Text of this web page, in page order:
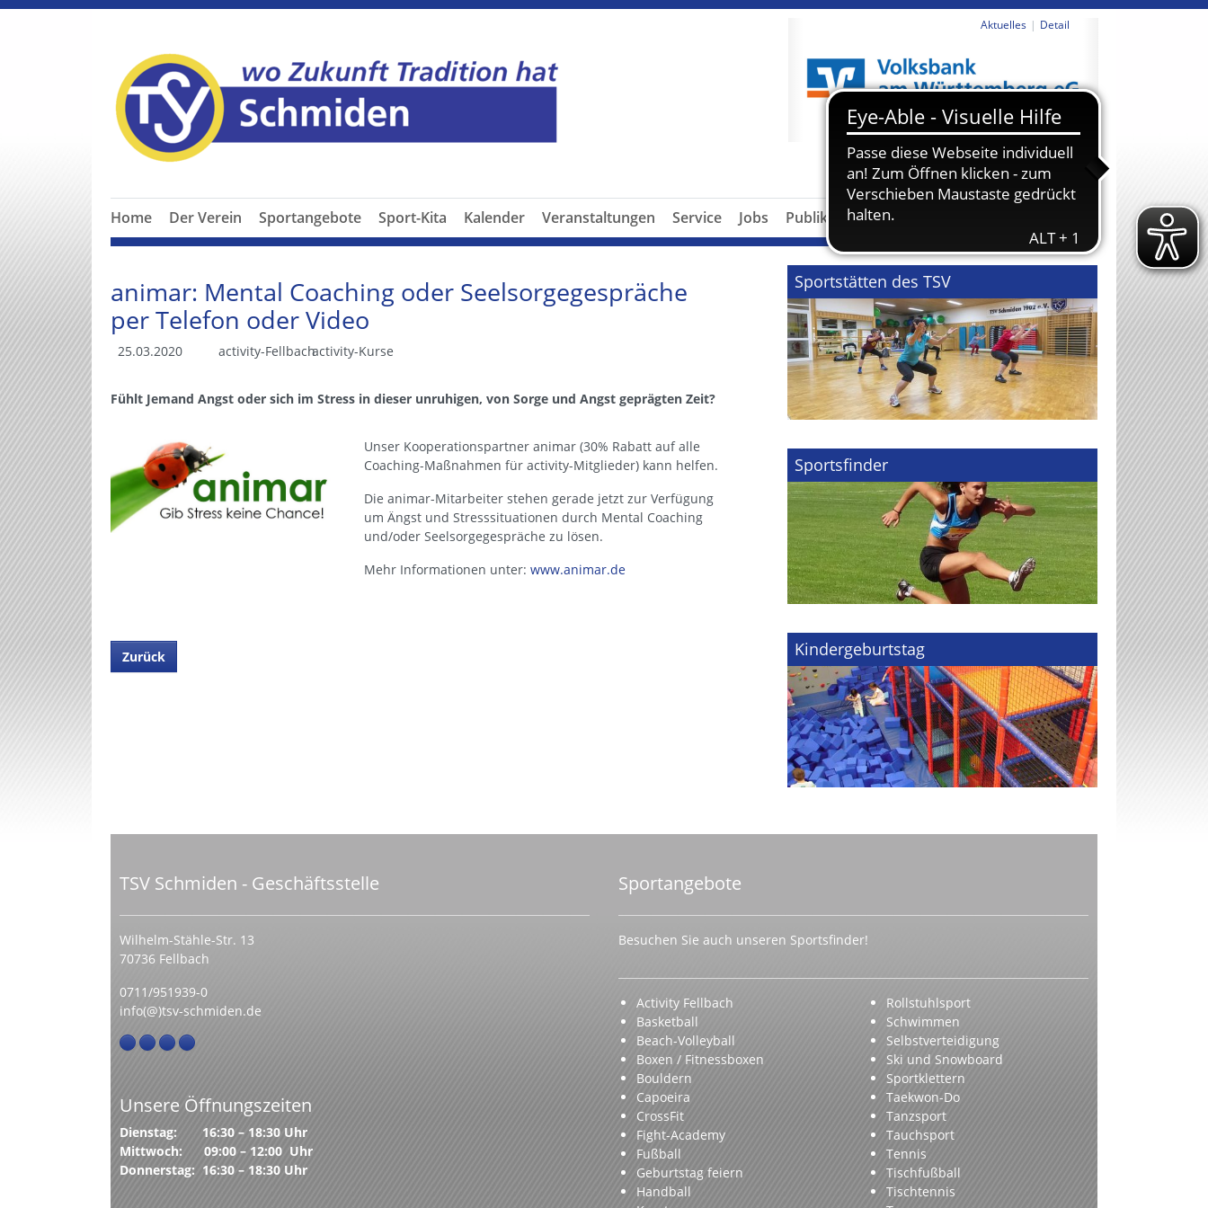
Aktuelles Detail
Previous Next
Home Der Verein Sportangebote Sport-Kita Kalender Veranstaltungen Service Jobs Publikationen
animar: Mental Coaching oder Seelsorgegespräche
per Telefon oder Video
25.03.2020 activity-Fellbachactivity-Kurse
Fühlt Jemand Angst oder sich im Stress in dieser unruhigen, von Sorge und Angst geprägten Zeit?
Unser Kooperationspartner animar (30% Rabatt auf alle
Coaching-Maßnahmen für activity-Mitglieder) kann helfen.
Die animar-Mitarbeiter stehen gerade jetzt zur Verfügung
um Ängst und Stresssituationen durch Mental Coaching
und/oder Seelsorgegespräche zu lösen.
Mehr Informationen unter: www.animar.de
Zurück
Sportstätten des TSV
Sportsfinder
Kindergeburtstag
TSV Schmiden - Geschäftsstelle
Wilhelm-Stähle-Str. 13
70736 Fellbach
0711/951939-0
info(@)tsv-schmiden.de
Unsere Öffnungszeiten
Dienstag: 16:30 – 18:30 Uhr
Mittwoch: 09:00 – 12:00 Uhr
Donnerstag: 16:30 – 18:30 Uhr
Sportangebote
Besuchen Sie auch unseren Sportsfinder!
Activity Fellbach
Basketball
Beach-Volleyball
Boxen / Fitnessboxen
Bouldern
Capoeira
CrossFit
Fight-Academy
Fußball
Geburtstag feiern
Handball
Rollstuhlsport
Schwimmen
Selbstverteidigung
Ski und Snowboard
Sportklettern
Taekwon-Do
Tanzsport
Tauchsport
Tennis
Tischfußball
Tischtennis